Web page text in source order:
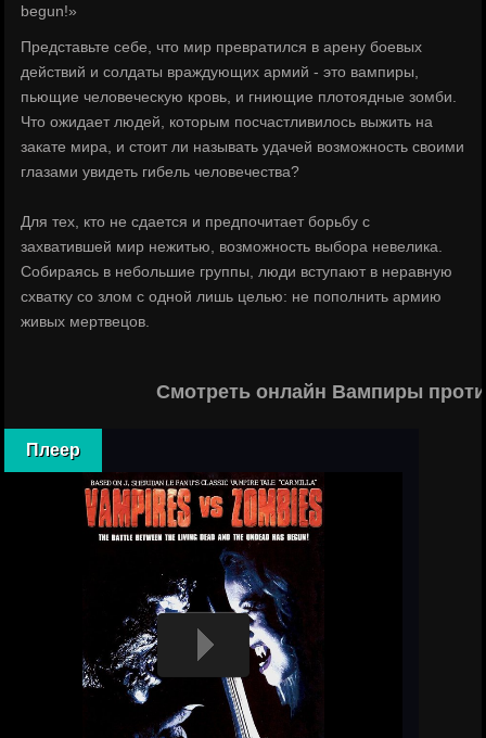
begun!»
Представьте себе, что мир превратился в арену боевых
действий и солдаты враждующих армий - это вампиры,
пьющие человеческую кровь, и гниющие плотоядные зомби.
Что ожидает людей, которым посчастливилось выжить на
закате мира, и стоит ли называть удачей возможность своими
глазами увидеть гибель человечества?
Для тех, кто не сдается и предпочитает борьбу с
захватившей мир нежитью, возможность выбора невелика.
Собираясь в небольшие группы, люди вступают в неравную
схватку со злом с одной лишь целью: не пополнить армию
живых мертвецов.
Смотреть онлайн Вампиры
Плеер